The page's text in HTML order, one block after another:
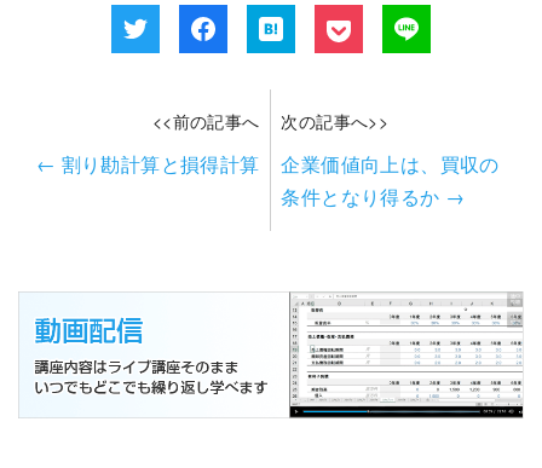
<<前の記事へ
← 割り勘計算と損得計算
次の記事へ>>
企業価値向上は、買収の
条件となり得るか →